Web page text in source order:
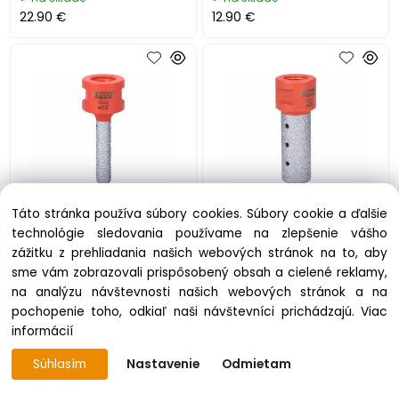
22.90 € 12.90 €
EXTOL PREMIUM Fréza
brúsna diamantová do
uhlovej brúsky, Ø10mm
8801855
na sklade
11.00 €
EXTOL PREMIUM Fréza
brúsna diamantová do
uhlovej brúsky, Ø20mm
8801857
na sklade
13.20 €
Táto stránka používa súbory cookies. Súbory cookie a ďalšie
technológie sledovania používame na zlepšenie vášho
zážitku z prehliadania našich webových stránok na to, aby
sme vám zobrazovali prispôsobený obsah a cielené reklamy,
na analýzu návštevnosti našich webových stránok a na
pochopenie toho, odkiaľ naši návštevníci prichádzajú.Viac
informácií
Súhlasím
Nastavenie Odmietam